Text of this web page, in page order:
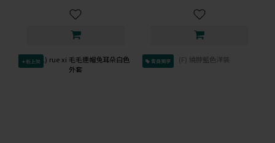
✦新上架 會員獨享